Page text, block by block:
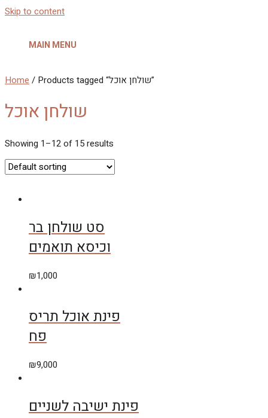
Skip to content
MAIN MENU
Home / Products tagged “שולחן אוכל”
שולחן אוכל
Showing 1–12 of 15 results
סט שולחן בר
וכיסא תואמים
₪1,000
פינת אוכל תריס
פח
₪9,000
פינת ישיבה לשניים